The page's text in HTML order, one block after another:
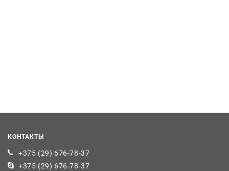
КОНТАКТЫ
+375 (29) 676-78-37
+375 (29) 676-78-37